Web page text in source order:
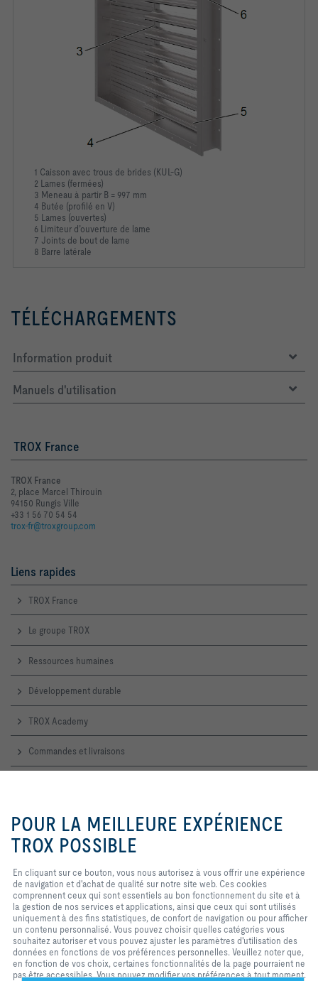
1 Caisson avec trous de brides (KUL-G)
2 Lames (fermées)
3 Meneau à partir B = 997 mm
4 Butée (profilé en V)
5 Lames (ouvertes)
6 Limiteur d’ouverture de lame
7 Joints de bout de lame
8 Barre latérale
TÉLÉCHARGEMENTS
Information produit
Manuels d'utilisation
TROX France
TROX France
2, place Marcel Thirouin
94150 Rungis Ville
+33 1 56 70 54 54
trox-fr@troxgroup.com
Liens rapides
TROX France
Le groupe TROX
Ressources humaines
Développement durable
TROX Academy
Commandes et livraisons
Contactez-nous
Accueil, contact commercial et technique
TROX SUR LES RÉSEAUX SOCIAUX
Home Contacts Imprint
Conditions de livraison et de paiement
Confidentialité
Réserve 2026 © TROX France Sarl
nous autorisez à vous offrir une
expérience de navigation et
d'achat de qualité sur notre site
web. Ces cookies comprennent
fonctionnement du site et au
contrôle de nos services et
applications, ainsi que ceux qui
sont utilisés uniquement à des fins
statistiques, pour des paramètres
de commodité ou pour afficher un
contenu personnalisé. Vous
pouvez décider quelles catégories
vous souhaitez autoriser et vous
pouvez ajuster les paramètres
POUR LA MEILLEURE EXPÉRIENCE
TROX POSSIBLE
En cliquant sur ce bouton, vous nous autorisez à vous offrir une expérience
de navigation et d'achat de qualité sur notre site web. Ces cookies
comprennent ceux qui sont essentiels au bon fonctionnement du site et à
la gestion de nos services et applications, ainsi que ceux qui sont utilisés
uniquement à des fins statistiques, de confort de navigation ou pour afficher
un contenu personnalisé. Vous pouvez choisir quelles catégories vous
souhaitez autoriser et vous pouvez ajuster les paramètres d'utilisation des
données en fonctions de vos préférences personnelles. Veuillez noter que,
en fonction de vos choix, certaines fonctionnalités de la page pourraient ne
pas être accessibles. Vous pouvez modifier vos préférences à tout moment.